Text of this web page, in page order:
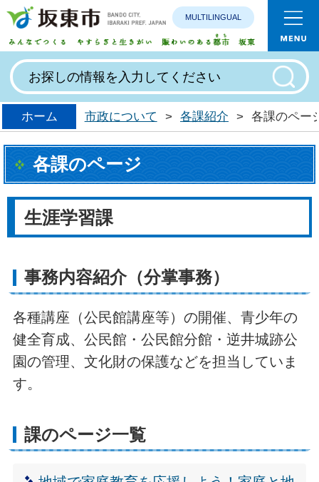
みんなで
MULTILINGUAL
ホーム 市政について > 各課紹介 > 各課のペー
各課のページ
生涯学習課
事務内容紹介（分掌事務）
各種講座（公民館講座等）の開催、青少年の
健全育成、公民館・公民館分館・逆井城跡公
園の管理、文化財の保護などを担当していま
す。
課のページ一覧